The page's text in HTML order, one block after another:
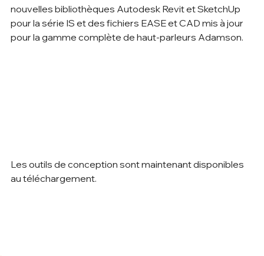
nouvelles bibliothèques Autodesk Revit et SketchUp
pour la série IS et des fichiers EASE et CAD mis à jour
pour la gamme complète de haut-parleurs Adamson.
Les outils de conception sont maintenant disponibles
au téléchargement.